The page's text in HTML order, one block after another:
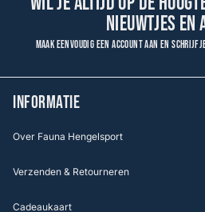
nieuwtjes en
Maak eenvoudig een account aan en schrijf
INFORMATIE
Over Fauna Hengelsport
Verzenden & Retourneren
Cadeaukaart